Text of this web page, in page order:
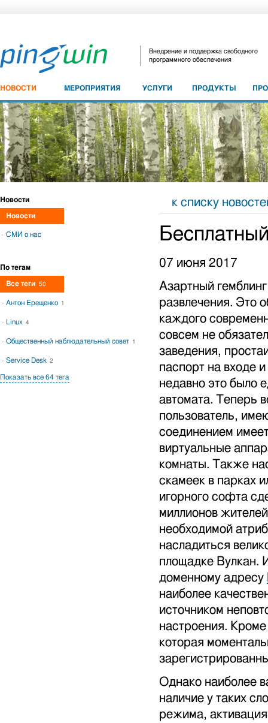
Внедрение и поддержка свободного
программного обеспечения
НОВОСТИ МЕРОПРИЯТИЯ УСЛУГИ ПРОДУКТЫ
к списку
07 июня 2017
Азартный
развлечения. Это
каждого
совсем не
заведения,
паспорт на входе
недавно это было
автомата. Теперь
пользователь,
соединением
виртуальные
комнаты. Также
скамеек в парках
игорного софта
миллионов
необходимой
насладиться
площадке Вулкан.
доменному адресу
наиболее
источником
настроения.
которая
Однако наиболее
наличие у таких
режима,
Новости
Новости
СМИ о нас
По тегам
Все теги 50
Антон Ерещенко 1
Linux 4
Общественный наблюдательный совет 1
Service Desk 2
Показать все 64 тега